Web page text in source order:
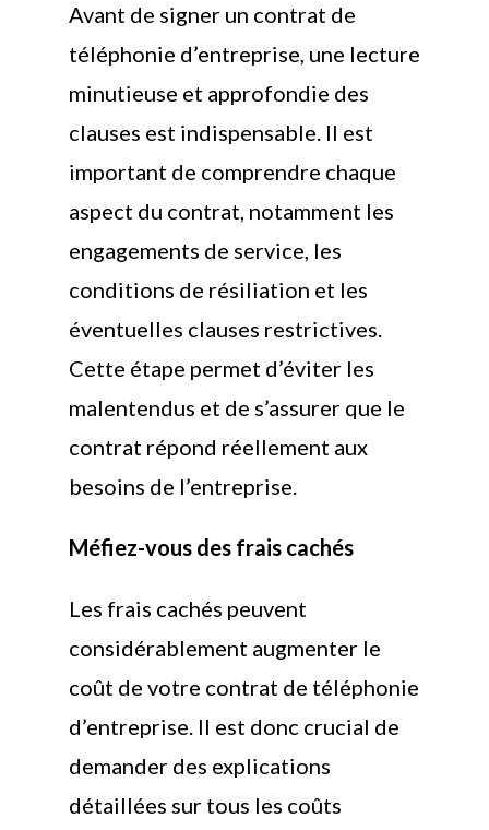
Avant de signer un contrat de
téléphonie d’entreprise, une lecture
minutieuse et approfondie des
clauses est indispensable. Il est
important de comprendre chaque
aspect du contrat, notamment les
engagements de service, les
conditions de résiliation et les
éventuelles clauses restrictives.
Cette étape permet d’éviter les
malentendus et de s’assurer que le
contrat répond réellement aux
besoins de l’entreprise.
Méfiez-vous des frais cachés
Les frais cachés peuvent
considérablement augmenter le
coût de votre contrat de téléphonie
d’entreprise. Il est donc crucial de
demander des explications
détaillées sur tous les coûts